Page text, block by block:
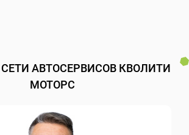
АВТОСЕРВИСОВ КВОЛИТИ
МОТОРС